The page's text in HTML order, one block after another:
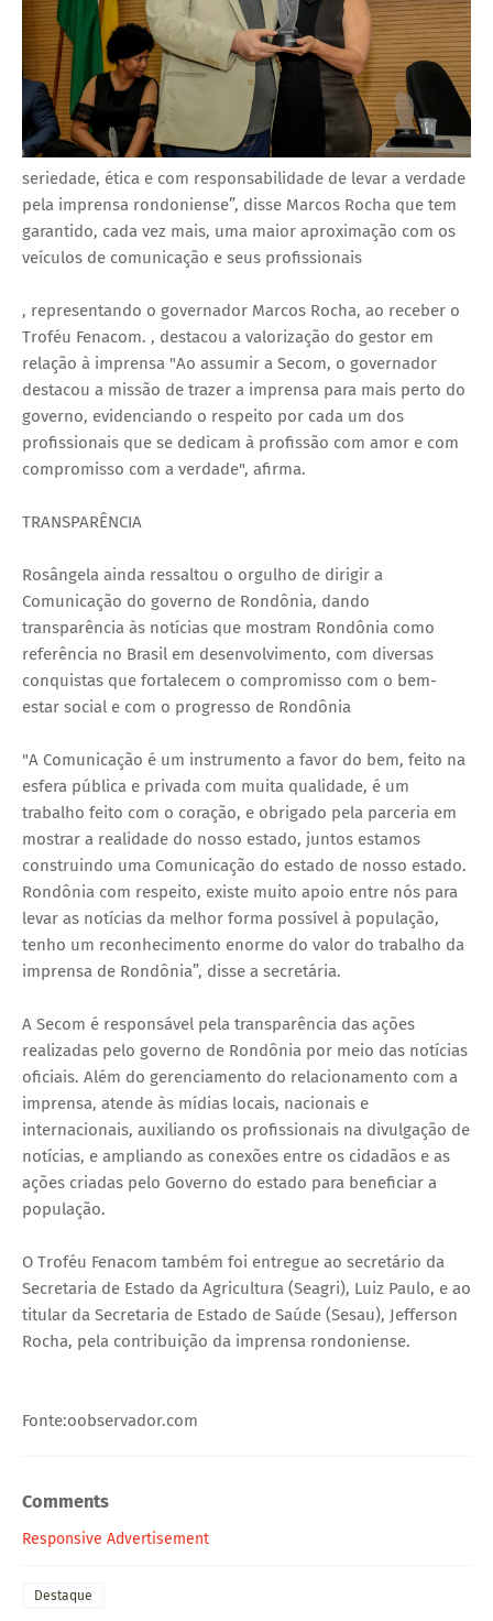
seriedade, ética e com responsabilidade de levar a verdade
pela imprensa rondoniense”, disse Marcos Rocha que tem
garantido, cada vez mais, uma maior aproximação com os
veículos de comunicação e seus profissionais
, representando o governador Marcos Rocha, ao receber o
Troféu Fenacom. , destacou a valorização do gestor em
relação à imprensa "Ao assumir a Secom, o governador
destacou a missão de trazer a imprensa para mais perto do
governo, evidenciando o respeito por cada um dos
profissionais que se dedicam à profissão com amor e com
compromisso com a verdade", afirma.
TRANSPARÊNCIA
Rosângela ainda ressaltou o orgulho de dirigir a
Comunicação do governo de Rondônia, dando
transparência às notícias que mostram Rondônia como
referência no Brasil em desenvolvimento, com diversas
conquistas que fortalecem o compromisso com o bem-
estar social e com o progresso de Rondônia
"A Comunicação é um instrumento a favor do bem, feito na
esfera pública e privada com muita qualidade, é um
trabalho feito com o coração, e obrigado pela parceria em
mostrar a realidade do nosso estado, juntos estamos
construindo uma Comunicação do estado de nosso estado.
Rondônia com respeito, existe muito apoio entre nós para
levar as notícias da melhor forma possível à população,
tenho um reconhecimento enorme do valor do trabalho da
imprensa de Rondônia”, disse a secretária.
A Secom é responsável pela transparência das ações
realizadas pelo governo de Rondônia por meio das notícias
oficiais. Além do gerenciamento do relacionamento com a
imprensa, atende às mídias locais, nacionais e
internacionais, auxiliando os profissionais na divulgação de
notícias, e ampliando as conexões entre os cidadãos e as
ações criadas pelo Governo do estado para beneficiar a
população.
O Troféu Fenacom também foi entregue ao secretário da
Secretaria de Estado da Agricultura (Seagri), Luiz Paulo, e ao
titular da Secretaria de Estado de Saúde (Sesau), Jefferson
Rocha, pela contribuição da imprensa rondoniense.
Fonte:oobservador.com
Comments
Responsive Advertisement
Destaque